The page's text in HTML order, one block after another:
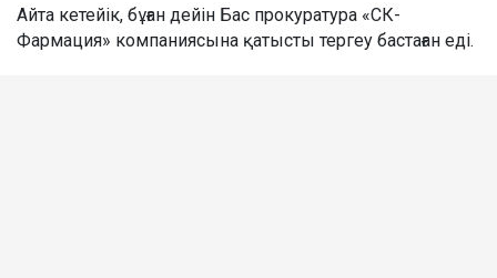
Айта кетейік, бұған дейін Бас прокуратура «СК-
Фармация» компаниясына қатысты тергеу бастаған еді.